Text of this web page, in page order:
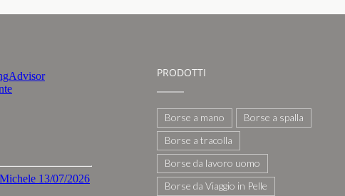
PRODOTTI
Borse a mano
Borse a spalla
Borse a tracolla
Borse da lavoro uomo
Borse da Viaggio in Pelle